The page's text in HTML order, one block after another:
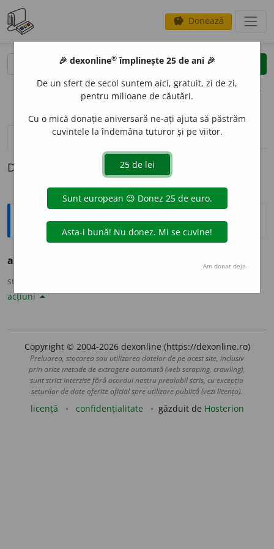
savings Donează
clear
opțiuni
definiții (1) pronunțievolume_up (50)
Definiția cu ID-ul 967654:
Sinonime
andre
sursa:
acțiuni
Copyright © 2004-2026 dexonline (https://dexonline.ro)
Preluarea, stocarea sau utilizarea datelor de pe acest site, inclusiv
prin orice metode de extragere automată (web scraping, crawling),
sunt strict interzise fără acordul nostru prealabil scris, cu excepția
seturilor de date oferite oficial spre utilizare publică (vezi licența).
licență confidențialitate găzduit de Hosterion
🎉 dexonline® împlinește 25 de ani 🎉
De un sfert de secol suntem aici, gratuit, zi de zi,
pentru milioane de căutări.
Cu o mică donație aniversară ne-ați ajuta să păstrăm
cuvintele la îndemâna tuturor și pe viitor.
Am donat deja.